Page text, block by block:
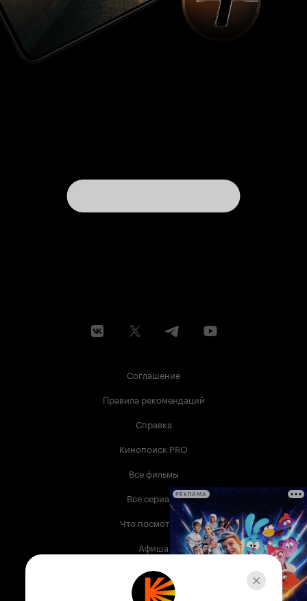
Соглашение
Правила рекомендаций
Справка
Кинопоиск PRO
Все фильмы
Все сериалы
Что посмотреть
Афиша
Музыка
Телепрограмма
РЕКЛАМА